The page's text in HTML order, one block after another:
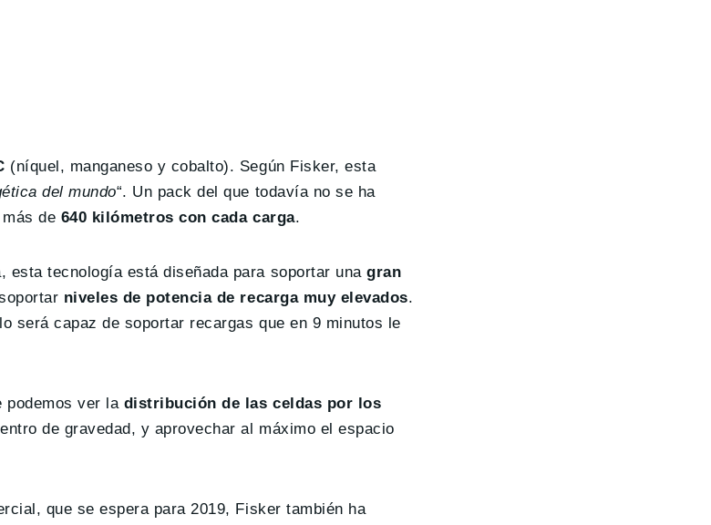
(níquel, manganeso y cobalto). Según Fisker, esta
del mundo“. Un pack del que todavía no se ha
de 640 kilómetros con cada carga.
esta tecnología está diseñada para soportar unagran
niveles de potencia de recarga muy elevados.
será capaz de soportar recargas que en 9 minutos le
podemos ver ladistribución de las celdas por los
de gravedad, y aprovechar al máximo el espacio
que se espera para 2019, Fisker también ha